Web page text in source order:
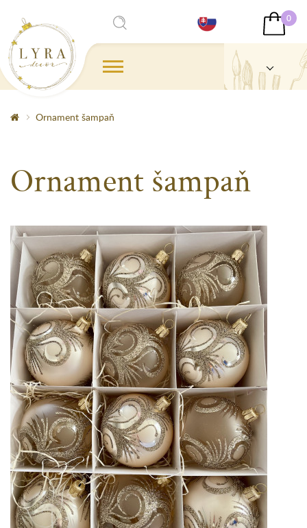
0
Ornament šampaň
Ornament šampaň